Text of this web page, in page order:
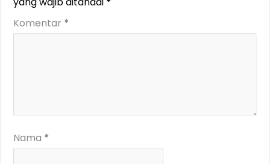
Komentar *
Nama *